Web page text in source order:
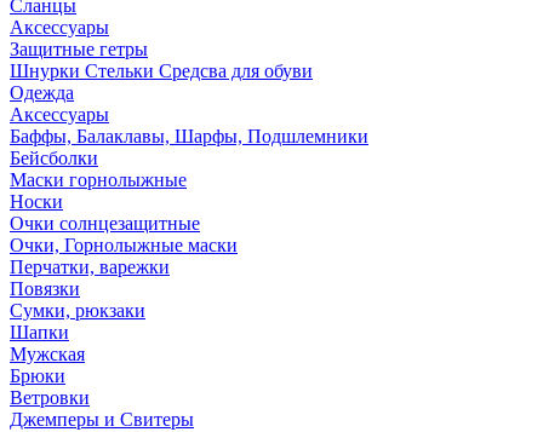
Сланцы
Аксессуары
Защитные гетры
Шнурки Стельки Средсва для обуви
Одежда
Аксессуары
Баффы, Балаклавы, Шарфы, Подшлемники
Бейсболки
Маски горнолыжные
Носки
Очки солнцезащитные
Очки, Горнолыжные маски
Перчатки, варежки
Повязки
Сумки, рюкзаки
Шапки
Мужская
Брюки
Ветровки
Джемперы и Свитеры